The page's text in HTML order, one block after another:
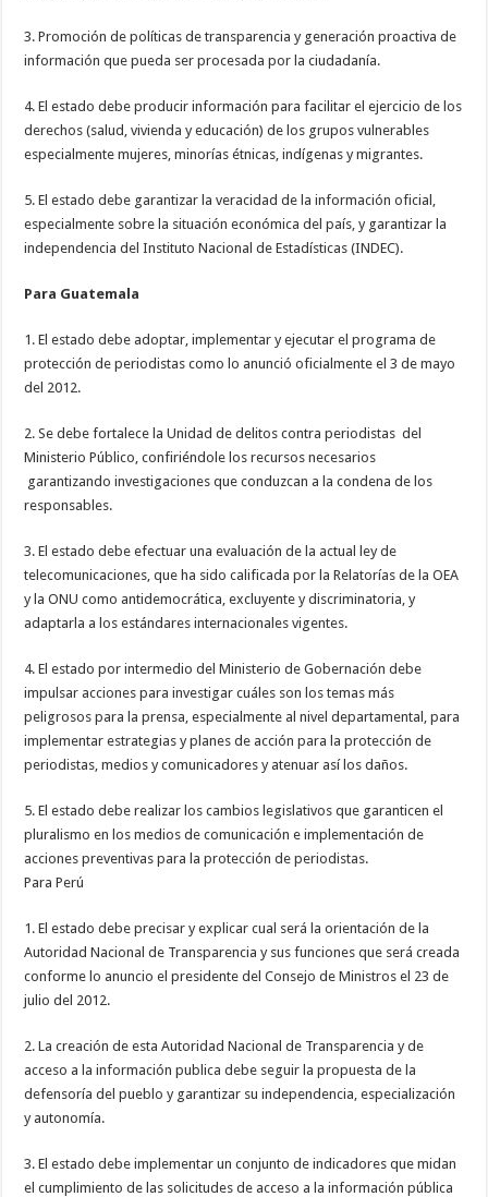
3. Promoción de políticas de transparencia y generación proactiva de
información que pueda ser procesada por la ciudadanía.
4. El estado debe producir información para facilitar el ejercicio de los
derechos (salud, vivienda y educación) de los grupos vulnerables
especialmente mujeres, minorías étnicas, indígenas y migrantes.
5. El estado debe garantizar la veracidad de la información oficial,
especialmente sobre la situación económica del país, y garantizar la
independencia del Instituto Nacional de Estadísticas (INDEC).
Para Guatemala
1. El estado debe adoptar, implementar y ejecutar el programa de
protección de periodistas como lo anunció oficialmente el 3 de mayo
del 2012.
2. Se debe fortalece la Unidad de delitos contra periodistas del
Ministerio Público, confiriéndole los recursos necesarios
garantizando investigaciones que conduzcan a la condena de los
responsables.
3. El estado debe efectuar una evaluación de la actual ley de
telecomunicaciones, que ha sido calificada por la Relatorías de la OEA
y la ONU como antidemocrática, excluyente y discriminatoria, y
adaptarla a los estándares internacionales vigentes.
4. El estado por intermedio del Ministerio de Gobernación debe
impulsar acciones para investigar cuáles son los temas más
peligrosos para la prensa, especialmente al nivel departamental, para
implementar estrategias y planes de acción para la protección de
periodistas, medios y comunicadores y atenuar así los daños.
5. El estado debe realizar los cambios legislativos que garanticen el
pluralismo en los medios de comunicación e implementación de
acciones preventivas para la protección de periodistas.
Para Perú
1. El estado debe precisar y explicar cual será la orientación de la
Autoridad Nacional de Transparencia y sus funciones que será creada
conforme lo anuncio el presidente del Consejo de Ministros el 23 de
julio del 2012.
2. La creación de esta Autoridad Nacional de Transparencia y de
acceso a la información publica debe seguir la propuesta de la
defensoría del pueblo y garantizar su independencia, especialización
y autonomía.
3. El estado debe implementar un conjunto de indicadores que midan
el cumplimiento de las solicitudes de acceso a la información pública